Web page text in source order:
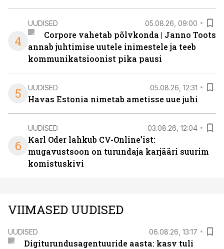
4
UUDISED 05.08.26, 09:00
Corpore vahetab põlvkonda | Janno Toots
annab juhtimise uutele inimestele ja teeb
kommunikatsioonist pika pausi
5 UUDISED 05.08.26, 12:31
Havas Estonia nimetab ametisse uue juhi
6
UUDISED 03.08.26, 12:04
Karl Oder lahkub CV-Online’ist:
mugavustsoon on turundaja karjääri suurim
komistuskivi
VIIMASED UUDISED
UUDISED 06.08.26, 13:17
Digiturundusagentuuride aasta: kasv tuli